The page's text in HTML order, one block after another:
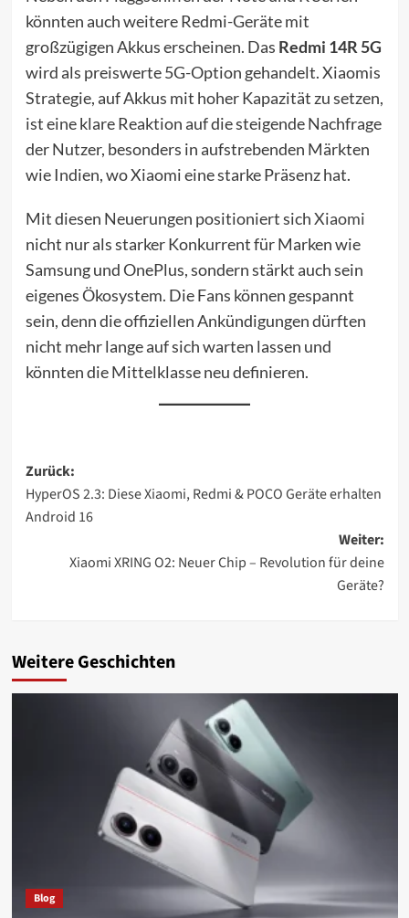
könnten auch weitere Redmi-Geräte mit
großzügigen Akkus erscheinen. Das Redmi 14R 5G
wird als preiswerte 5G-Option gehandelt. Xiaomis
Strategie, auf Akkus mit hoher Kapazität zu setzen,
ist eine klare Reaktion auf die steigende Nachfrage
der Nutzer, besonders in aufstrebenden Märkten
wie Indien, wo Xiaomi eine starke Präsenz hat.
Mit diesen Neuerungen positioniert sichXiaomi
nicht nur als starker Konkurrent für Marken wie
Samsung und OnePlus, sondern stärkt auch sein
eigenes Ökosystem. Die Fans können gespannt
sein, denn die offiziellen Ankündigungen dürften
nicht mehr lange auf sich warten lassen und
könnten die Mittelklasse neu definieren.
Beitragsnavigation
Zurück:
HyperOS 2.3: Diese Xiaomi, Redmi & POCO Geräte erhalten
Android 16
Weiter:
Xiaomi XRING O2: Neuer Chip – Revolution für deine
Geräte?
Weitere Geschichten
Blog